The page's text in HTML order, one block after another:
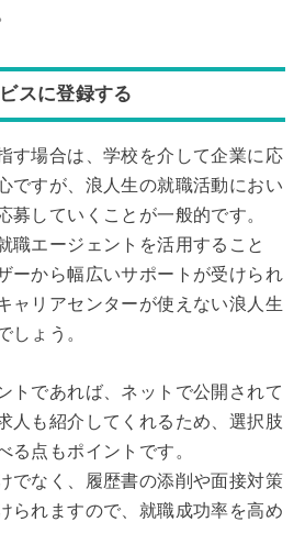
スに登録する
す場合は、学校を介して企業に応
ですが、浪人生の就職活動におい
募していくことが一般的です。
職エージェントを活用すること
ーから幅広いサポートが受けられ
ャリアセンターが使えない浪人生
しょう。
トであれば、ネットで公開されて
人も紹介してくれるため、選択肢
る点もポイントです。
でなく、履歴書の添削や面接対策
られますので、就職成功率を高め